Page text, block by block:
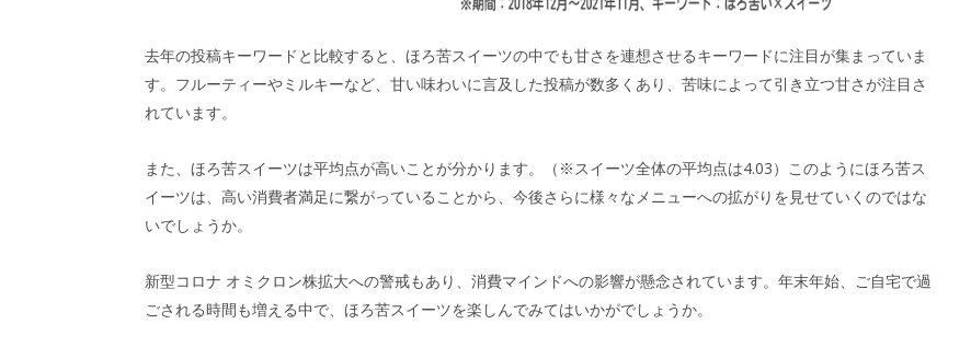
去年の投稿キーワードと比較すると、ほろ苦スイーツの中でも甘さを連想させるキーワードに注目が集まっていま
す。フルーティーやミルキーなど、甘い味わいに言及した投稿が数多くあり、苦味によって引き立つ甘さが注目さ
れています。
また、ほろ苦スイーツは平均点が高いことが分かります。（※スイーツ全体の平均点は4.03）このようにほろ苦ス
イーツは、高い消費者満足に繋がっていることから、今後さらに様々なメニューへの拡がりを見せていくのではな
いでしょうか。
新型コロナ オミクロン株拡大への警戒もあり、消費マインドへの影響が懸念されています。年末年始、ご自宅で過
ごされる時間も増える中で、ほろ苦スイーツを楽しんでみてはいかがでしょうか。